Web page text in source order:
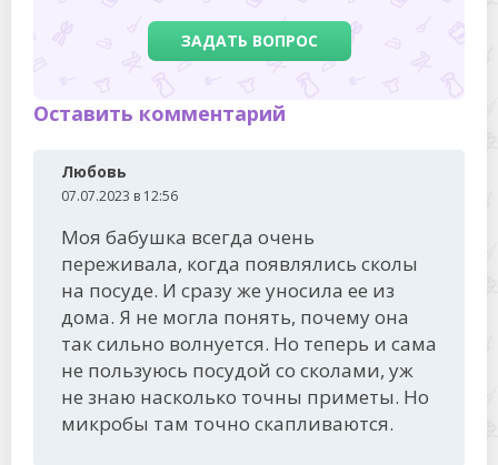
ЗАДАТЬ ВОПРОС
Оставить комментарий
Любовь
07.07.2023 в 12:56
Моя бабушка всегда очень
переживала, когда появлялись сколы
на посуде. И сразу же уносила ее из
дома. Я не могла понять, почему она
так сильно волнуется. Но теперь и сама
не пользуюсь посудой со сколами, уж
не знаю насколько точны приметы. Но
микробы там точно скапливаются.